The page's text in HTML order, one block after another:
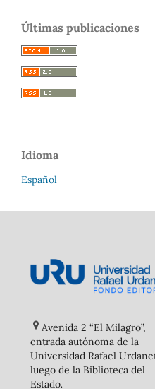
Últimas publicaciones
Idioma
Español
Avenida 2 “El Milagro”,
entrada autónoma de la
Universidad Rafael
luego de la Biblioteca del
Estado.